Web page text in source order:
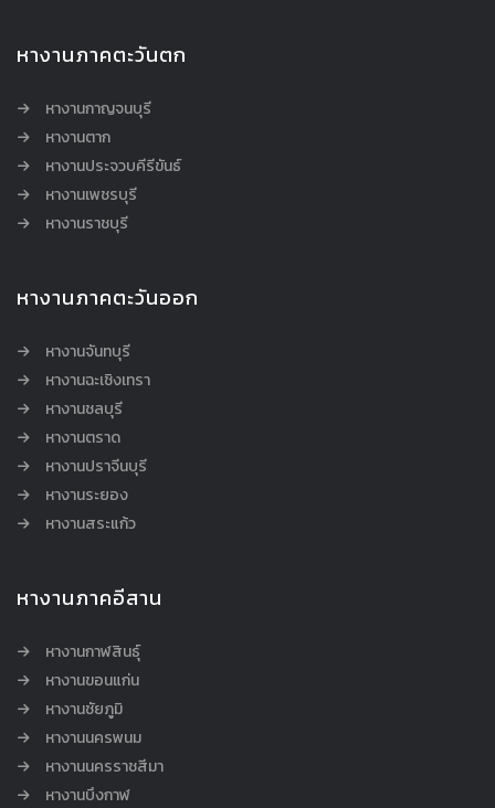
หางานภาคตะวันตก
หางานกาญจนบุรี
หางานตาก
หางานประจวบคีรีขันธ์
หางานเพชรบุรี
หางานราชบุรี
หางานภาคตะวันออก
หางานจันทบุรี
หางานฉะเชิงเทรา
หางานชลบุรี
หางานตราด
หางานปราจีนบุรี
หางานระยอง
หางานสระแก้ว
หางานภาคอีสาน
หางานกาฬสินธุ์
หางานขอนแก่น
หางานชัยภูมิ
หางานนครพนม
หางานนครราชสีมา
หางานบึงกาฬ